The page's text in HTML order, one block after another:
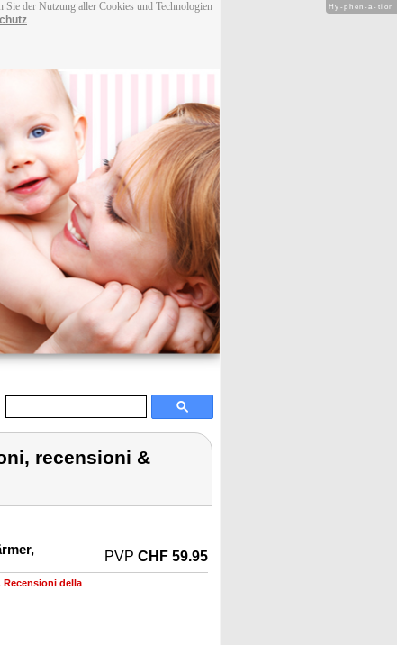
der Nutzung aller Cookies und Technologien
recensioni &
PVP CHF 59.95
Recensioni della
Hy-phen-a-tion